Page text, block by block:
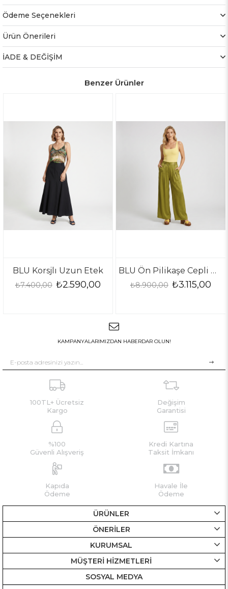
Ödeme Seçenekleri
Ürün Önerileri
İADE & DEĞİŞİM
Benzer Ürünler
BLU Korsjlı Uzun Etek
₺2.590,00
₺7.400,00
BLU Ön Pilikaşe Cepli Geniş Paça Pantolon
₺3.115,00
₺8.900,00
KAMPANYALARIMIZDAN HABERDAR OLUN!
100TL+ Ücretsiz
Kargo
Değişim
Garantisi
%100
Güvenli Alışveriş
Kredi Kartına
Taksit İmkanı
Kapıda
Ödeme
Havale İle
Ödeme
ÜRÜNLER
ÖNERİLER
KURUMSAL
MÜŞTERİ HİZMETLERİ
SOSYAL MEDYA